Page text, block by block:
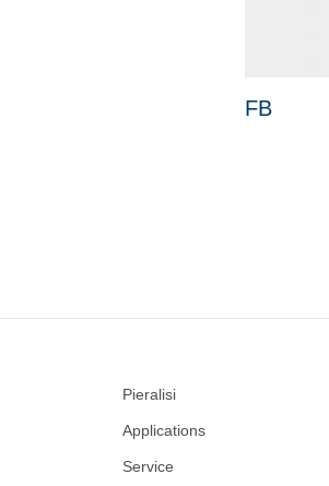
FB
Pieralisi
Applications
Service